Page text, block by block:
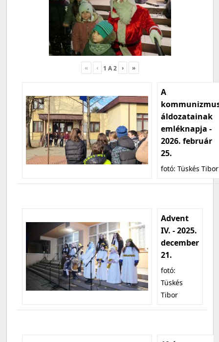
« ‹ 1 A2 › »
A
áldozatainak
emléknapja -
2026. február
25.
fotó: Tüskés Tibor
Advent
IV. - 2025.
december
21.
fotó:
Tüskés
Tibor